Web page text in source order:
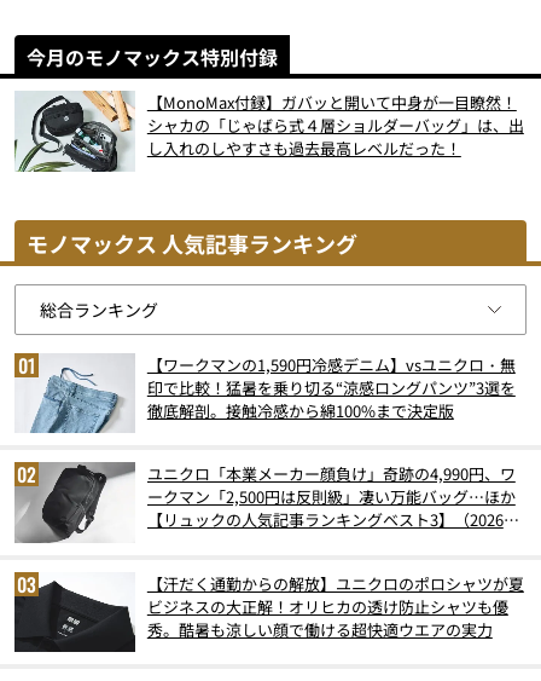
今月のモノマックス特別付録
【MonoMax付録】ガバッと開いて中身が一目瞭然！
シャカの「じゃばら式４層ショルダーバッグ」は、出
し入れのしやすさも過去最高レベルだった！
モノマックス 人気記事ランキング
【ワークマンの1,590円冷感デニム】vsユニクロ・無
印で比較！猛暑を乗り切る“涼感ロングパンツ”3選を
徹底解剖。接触冷感から綿100%まで決定版
ユニクロ「本業メーカー顔負け」奇跡の4,990円、ワ
ークマン「2,500円は反則級」凄い万能バッグ…ほか
【リュックの人気記事ランキングベスト3】（2026年
【汗だく通勤からの解放】ユニクロのポロシャツが夏
ビジネスの大正解！オリヒカの透け防止シャツも優
秀。酷暑も涼しい顔で働ける超快適ウエアの実力